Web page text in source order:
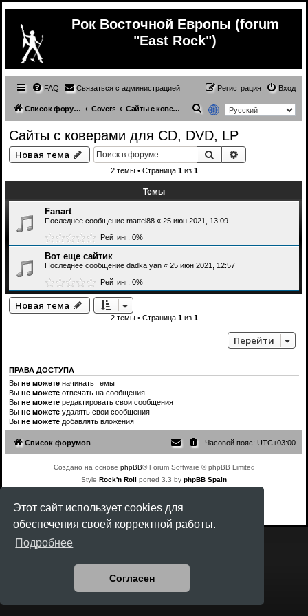
Этот сайт использует cookies для
обеспечения своей корректной работы.
Подробнее
Согласен
Рок Восточной Европы (forum
"East Rock")
FAQ Связаться с администрацией Вход
Регистрация
Список форумов Covers Сайты с коверами для CD, DVD, LP
и
с
Сайты с коверами для CD, DVD, LP
Новая тема Поиск
2 темы • Страница 1из 1
Темы
Fanart
Последнее сообщение mattei88 « 25 июн 2021, 13:09
Рейтинг: 0%
Вот еще сайтик
Последнее сообщение dadka yan « 25 июн 2021, 12:57
Рейтинг: 0%
Новая тема
2 темы • Страница 1из 1
Перейти
ПРАВА ДОСТУПА
Вы не можете начинать темы
Вы не можете отвечать на сообщения
Вы не можете редактировать свои сообщения
Вы не можете удалять свои сообщения
Вы не можете добавлять вложения
Список форумов Часовой пояс: UTC+03:00
Создано на основе phpBB® Forum Software © phpBB Limited
Style Rock'n Roll ported 3.3 by phpBB Spain
Конфиденциальность|Правила